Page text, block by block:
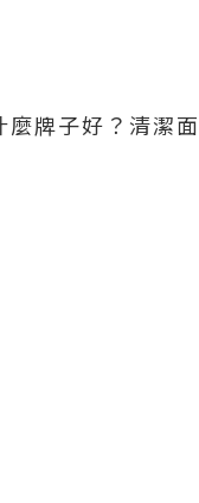
牌子好？清潔面